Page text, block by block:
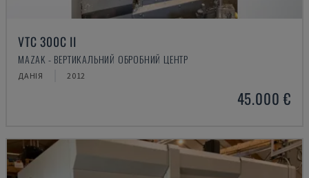
VTC 300C II
MAZAK - ВЕРТИКАЛЬНИЙ ОБРОБНИЙ ЦЕНТР
ДАНІЯ 2012
45.000 €